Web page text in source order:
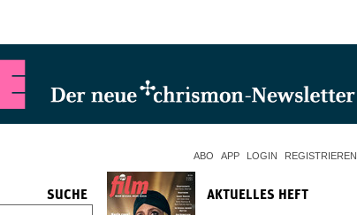
ABO APP LOGIN REGISTRIEREN
SUCHE AKTUELLES HEFT